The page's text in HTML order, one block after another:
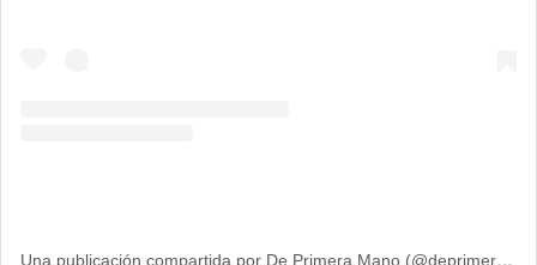
Una publicación compartida por De Primera Mano (@deprimeramanoitv)